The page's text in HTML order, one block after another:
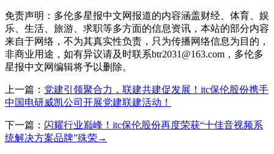
免责声明：多伦多星报中文网报道的内容涵盖财经、体育、娱
乐、生活、旅游、求职等多方面的信息资讯，本站的部分内容
来自于网络，不为其真实性负责，只为传播网络信息为目的，
非商业用途，如有异议请及时联系btr2031@163.com，多伦多
星报中文网编辑将予以删除。
上一篇： 党建引领聚合力，联建共建促发展！itc保伦股份携手
中国电研威凯公司开展党建联建活动！
下一篇： 闪耀行业巅峰！itc保伦股份再度荣获“十佳音视频系
统解决方案品牌”殊荣→